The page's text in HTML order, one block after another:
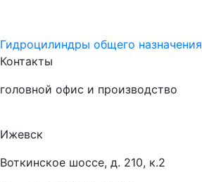
Гидроцилиндры общего назначения
Контакты
головной офис и производство
Ижевск
Воткинское шоссе, д. 210, к.2